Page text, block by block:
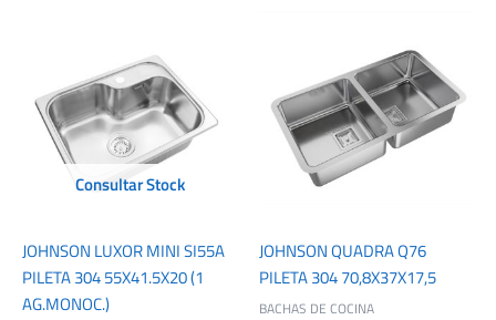
Consultar Stock
JOHNSON LUXOR MINI SI55A
PILETA 304 55X41.5X20 (1
AG.MONOC.)
JOHNSON QUADRA Q76
PILETA 304 70,8X37X17,5
BACHAS DE COCINA